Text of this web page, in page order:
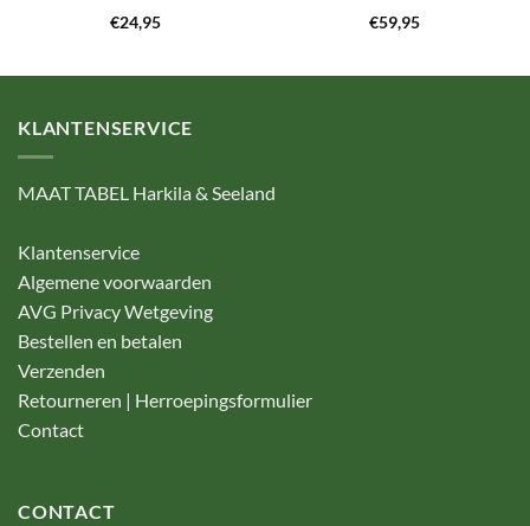
€24,95 €59,95
KLANTENSERVICE
MAAT TABEL Harkila & Seeland
Klantenservice
Algemene voorwaarden
AVG Privacy Wetgeving
Bestellen en betalen
Verzenden
Retourneren | Herroepingsformulier
Contact
CONTACT